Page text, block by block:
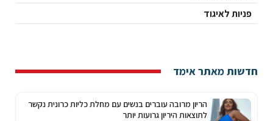
פניות לאיגוד
חדשות מאתר אימד
הריון מרובה עוברים בנשים עם מחלת כליות כרונית נקשר
לתוצאות היריון גרועות יותר